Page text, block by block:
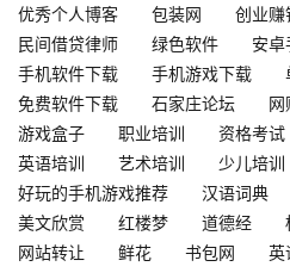
优秀个人博客
包装网 创业赚
民间借贷律师
绿色软件
安
手机软件下载
手机游戏下载
免费软件下载
石家庄论坛 网
游戏盒子
职业培训 资格考试
英语培训
艺术培训 少儿培训
好玩的手机游戏推荐
汉语词典
美文欣赏
红楼梦 道德经
网站转让
鲜花 书包网 英